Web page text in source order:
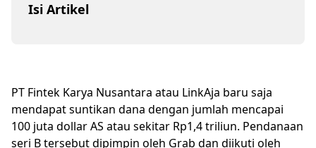
Isi Artikel
PT Fintek Karya Nusantara atau LinkAja baru saja
mendapat suntikan dana dengan jumlah mencapai
100 juta dollar AS atau sekitar Rp1,4 triliun. Pendanaan
seri B tersebut dipimpin oleh Grab dan diikuti oleh